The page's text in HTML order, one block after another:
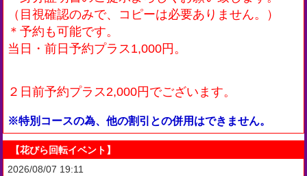
（目視確認のみで、コピーは必要ありません。）
＊予約も可能です。
当日・前日予約プラス1,000円。
２日前予約プラス2,000円でございます。
※特別コースの為、他の割引との併用はできません。
【花びら回転イベント】
2026/08/07 19:11